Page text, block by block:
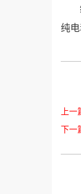
纯
上一
下一